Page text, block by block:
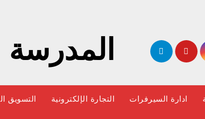
المدرسة
ادارة السيرفرات التجارة الإلكترونية التسويق